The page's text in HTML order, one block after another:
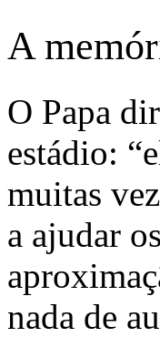
A
O Papa
estádio:
muitas
a ajudar
nada de